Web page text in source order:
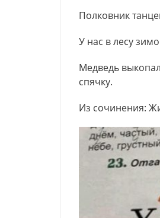
Полковник
У нас в лесу
Медведь
спячку.
Из сочинения: